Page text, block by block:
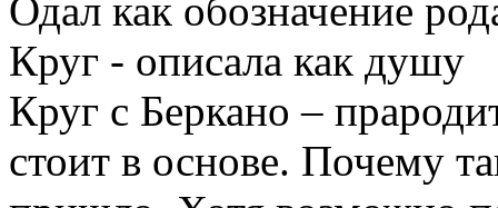
Одал как обозначение
Круг - описала как душу
Круг с Беркано –
стоит в основе. Почему